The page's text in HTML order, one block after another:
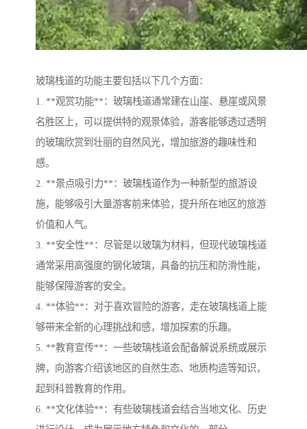
玻璃栈道的功能主要包括以下几个方面：
1. **观赏功能**：玻璃栈道通常建在山崖、悬崖或风景
名胜区上，可以提供特的观景体验，游客能够透过透明
的玻璃欣赏到壮丽的自然风光，增加旅游的趣味性和
感。
2. **景点吸引力**：玻璃栈道作为一种新型的旅游设
施，能够吸引大量游客前来体验，提升所在地区的旅游
价值和人气。
3. **安全性**：尽管是以玻璃为材料，但现代玻璃栈道
通常采用高强度的钢化玻璃，具备的抗压和防滑性能，
能够保障游客的安全。
4. **体验**：对于喜欢冒险的游客，走在玻璃栈道上能
够带来全新的心理挑战和感，增加探索的乐趣。
5. **教育宣传**：一些玻璃栈道会配备解说系统或展示
牌，向游客介绍该地区的自然生态、地质构造等知识，
起到科普教育的作用。
6. **文化体验**：有些玻璃栈道会结合当地文化、历史